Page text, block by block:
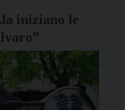
iniziano le